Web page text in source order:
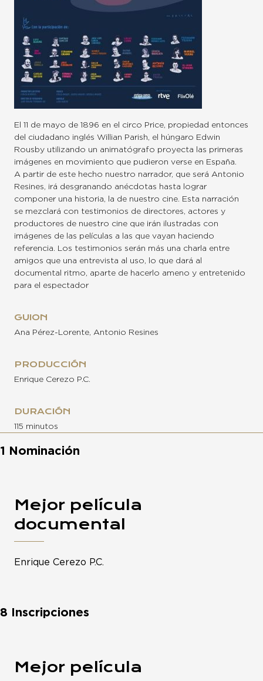
El 11 de mayo de 1896 en el circo Price, propiedad entonces
del ciudadano inglés Willian Parish, el húngaro Edwin
Rousby utilizando un animatógrafo proyecta las primeras
imágenes en movimiento que pudieron verse en España.
A partir de este hecho nuestro narrador, que será Antonio
Resines, irá desgranando anécdotas hasta lograr
componer una historia, la de nuestro cine. Esta narración
se mezclará con testimonios de directores, actores y
productores de nuestro cine que irán ilustradas con
imágenes de las películas a las que vayan haciendo
referencia. Los testimonios serán más una charla entre
amigos que una entrevista al uso, lo que dará al
documental ritmo, aparte de hacerlo ameno y entretenido
para el espectador
GUION
Ana Pérez-Lorente, Antonio Resines
PRODUCCIÓN
Enrique Cerezo P.C.
DURACIÓN
115 minutos
1 Nominación
Mejor película
documental
Enrique Cerezo P.C.
8 Inscripciones
Mejor película